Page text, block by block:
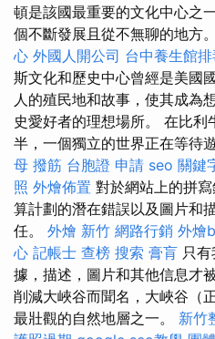
頓是該國最重要的文化中心之
個不斷發展且從不無聊的地方。
心 外國人開公司 台中養生館
斯文化和歷史中心曾經是美國
人的殖民地和故事，使其成為
史愛好者的理想場所。 在比
半，一個獨立的世界正在等待
母 撥筋 台胞證 申請 seo 關鍵
照 外燴佈置 對於網站上的拼
算計劃的潛在錯誤以及圖片和
任。 外燴 新竹 網路行銷 外燴
心 記帳士 查榜 搜索 膏肓 只
據，描述，圖片和其他信息才
削減大峽谷而聞名，大峽谷（
最壯觀的自然地層之一。 新竹